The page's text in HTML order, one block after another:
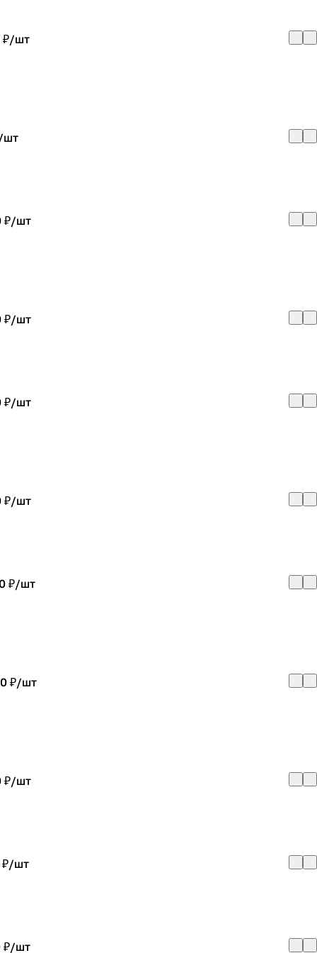
₽/шт
шт
₽/шт
₽/шт
₽/шт
₽/шт
₽/шт
₽/шт
₽/шт
₽/шт
₽/шт